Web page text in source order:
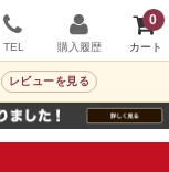
0
TEL 購入履歴
レビューを見る